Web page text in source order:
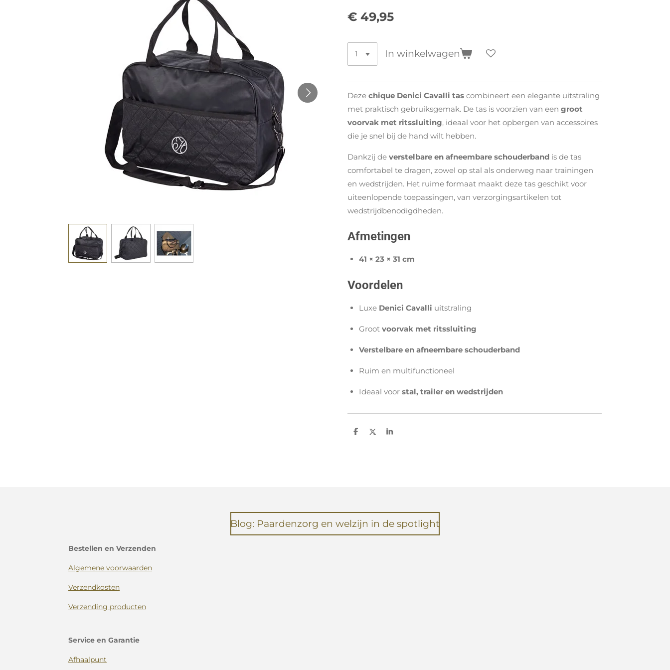
€ 49,95
In winkelwagen
Deze chique Denici Cavalli tas combineert een elegante uitstraling
met praktisch gebruiksgemak. De tas is voorzien van een groot
voorvak met ritssluiting, ideaal voor het opbergen van accessoires
die je snel bij de hand wilt hebben.
Dankzij de verstelbare en afneembare schouderband is de tas
comfortabel te dragen, zowel op stal als onderweg naar trainingen
en wedstrijden. Het ruime formaat maakt deze tas geschikt voor
uiteenlopende toepassingen, van verzorgingsartikelen tot
wedstrijdbenodigdheden.
Afmetingen
41 × 23 × 31 cm
Voordelen
Luxe Denici Cavalli uitstraling
Groot voorvak met ritssluiting
Verstelbare en afneembare schouderband
Ruim en multifunctioneel
Ideaal voor stal, trailer en wedstrijden
D
D
S
Blog: Paardenzorg en welzijn in de spotlight
Bestellen en Verzenden
Algemene voorwaarden
Verzendkosten
Verzending producten
Service en Garantie
Afhaalpunt